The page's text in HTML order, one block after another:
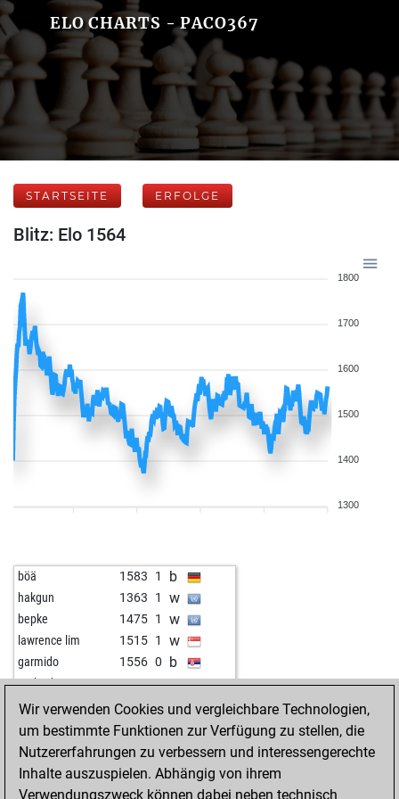
ELO CHARTS - PACO367
STARTSEITE ERFOLGE
Blitz: Elo 1564
1800
1700
1600
1500
1400
1300
böä 1583 1 b
hakgun 1363 1 w
bepke 1475 1 w
lawrence lim 1515 1 w
garmido 1556 0 b
early abort 2120 0 w
ozanyilmaz 1332 1 w
aareh 1604 0 w
njt 1430 0 w
early abort 2148 0 b
early abort 2149 0 b
Wir verwenden Cookies und vergleichbare Technologien,
um bestimmte Funktionen zur Verfügung zu stellen, die
Nutzererfahrungen zu verbessern und interessengerechte
Inhalte auszuspielen. Abhängig von ihrem
Verwendungszweck können dabei neben technisch